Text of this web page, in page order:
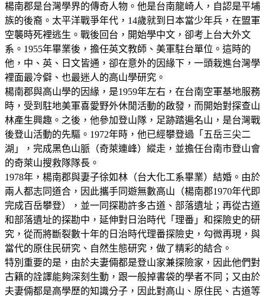
楊南郡是台灣學界的傳奇人物。他是台南龍崎人，自認是平埔
族的後裔。太平洋戰爭年代，14歲就到日本當少年兵，在盟軍
空襲時死裡逃生。戰後回台，開始學中文，卻考上台大外文
系。1955年畢業後，擔任英文教師、美軍駐台單位。這時的
他，中、英、日文皆通，卻在意外的因緣下，一頭栽進台灣學
裡面最冷僻、也最迷人的高山學研究。
楊南郡與高山學的因緣，是1959年左右，在台南空軍基地服務
時，受到駐地美軍喜愛野外休閒活動的啟發，而開始對探查山
林產生興趣。之後，他參加登山隊，足跡踏遍名山，是台灣戰
後登山活動的先驅。1972年時，他已經攀登過「五岳三尖二
湖」，完成黑色山脈（奇萊連峰）縱走，並擔任台南市登山會
的奇萊山搜救隊隊長。
1978年，楊南郡與妻子徐如林（台大化工系畢業）結婚。由於
兩人都志同道合，因此攜手同遊無數高山（楊南郡1970年代即
完成百岳攀登），並一同探勘許多古道、部落遺址；再從古道
和部落遺址的探勘中，延伸對日治時代「理番」和探險史的研
究，從而將斷裂數十年的日治時代理番探險史，勾微再現，與
當代的原住民研究、自然生態研究，做了精彩的結合。
特別重要的是，由於夫妻倆都是登山家兼探險家，因此他們對
古籍的詮譯能夠深刻生動，跟一般掉書袋的學者不同；又由於
夫妻倆都是高學歷的知識分子，因此對高山、原住民、古道等